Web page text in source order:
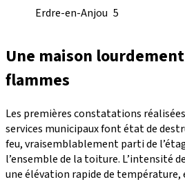
Erdre-en-Anjou 5
Une maison
flammes
Les premières constatations
services municipaux font état de
feu, vraisemblablement parti de
l’ensemble de la toiture. L’intensité
une élévation rapide de